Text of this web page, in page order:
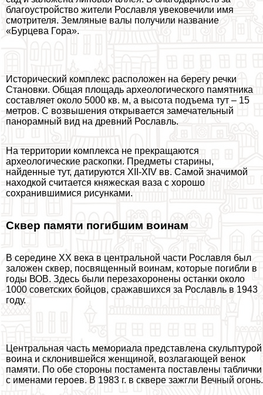
благоустройство жители Рославля увековечили имя
смотрителя. Земляные валы получили название
«Бурцева Гора».
Исторический комплекс расположен на берегу речки
Становки. Общая площадь археологического памятника
составляет около 5000 кв. м, а высота подъема тут – 15
метров. С возвышения открывается замечательный
панорамный вид на древний Рославль.
На территории комплекса не прекращаются
археологические раскопки. Предметы старины,
найденные тут, датируются XII-XIV вв. Самой значимой
находкой считается княжеская ваза с хорошо
сохранившимися рисунками.
Сквер памяти погибшим воинам
В середине XX века в центральной части Рославля был
заложен сквер, посвященный воинам, которые погибли в
годы ВОВ. Здесь были перезахоронены останки около
1000 советских бойцов, сражавшихся за Рославль в 1943
году.
Центральная часть мемориала представлена скульптурой
воина и склонившейся женщиной, возлагающей венок
памяти. По обе стороны постамента поставлены таблички
с именами героев. В 1983 г. в сквере зажгли Вечный огонь.